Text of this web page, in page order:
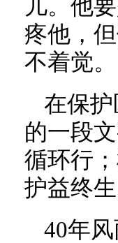
儿。他
疼他，
不着觉。
在保
的一段
循环行
护益终生
40年